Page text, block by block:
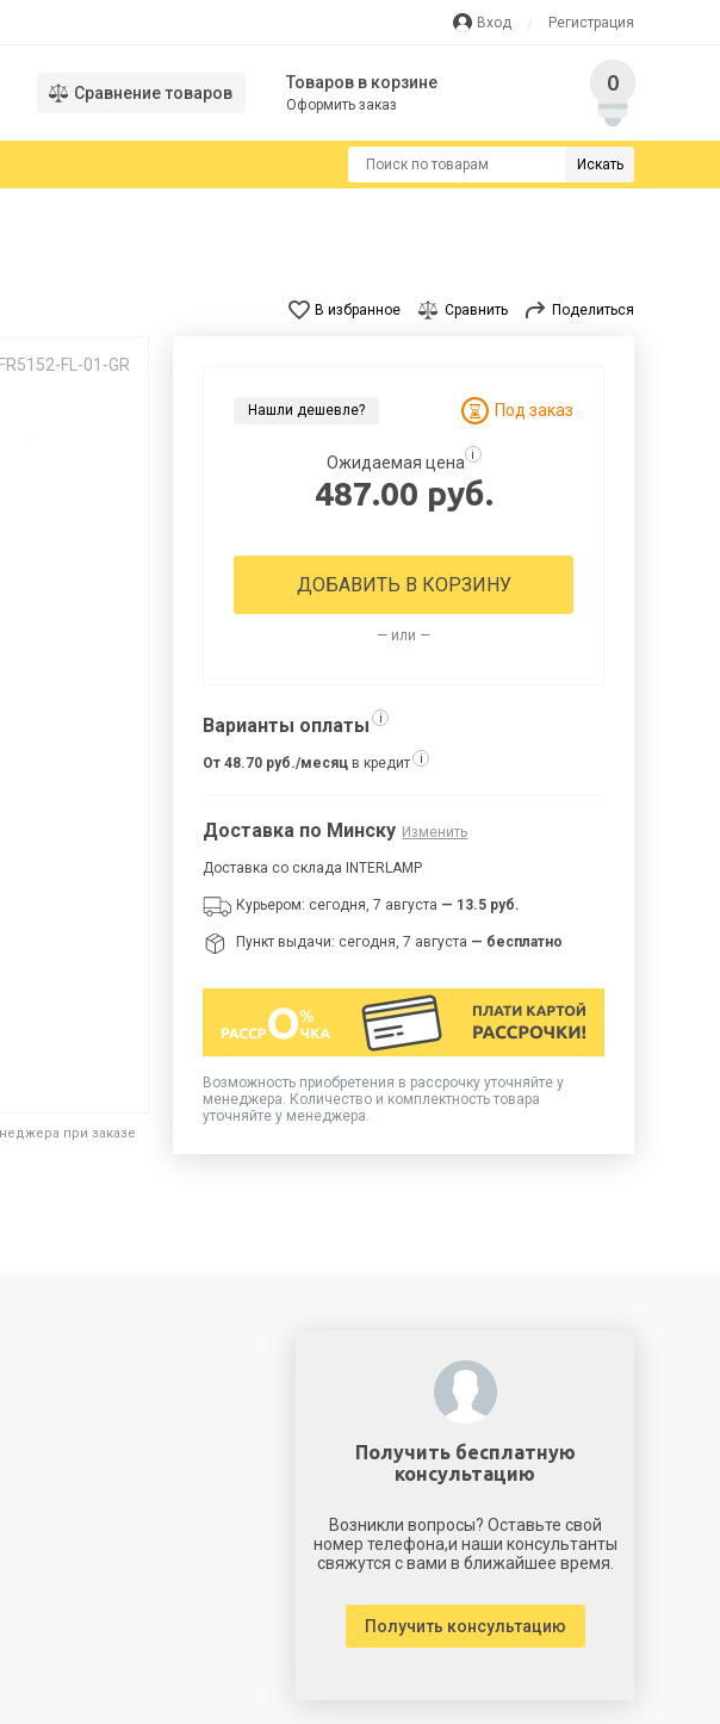
Вход Регистрация
Сравнение товаров
Товаров в корзине
Оформить заказ
0
Искать
В избранное Сравнить Поделиться
FL-01-GR
при заказе
Нашли дешевле? Под заказ
Ожидаемая цена i
487.00 руб.
ДОБАВИТЬ В КОРЗИНУ
— или —
Варианты оплаты i
От 48.70 руб./месяц в кредит i
Доставка по Минску Изменить
Доставка со склада INTERLAMP
Курьером: сегодня, 7 августа — 13.5 руб.
Пункт выдачи: сегодня, 7 августа — бесплатно
Возможность приобретения в рассрочку уточняйте у
менеджера. Количество и комплектность товара
уточняйте у менеджера.
Получить бесплатную
консультацию
Возникли вопросы? Оставьте свой
номер телефона,и наши консультанты
свяжутся с вами в ближайшее время.
Получить консультацию